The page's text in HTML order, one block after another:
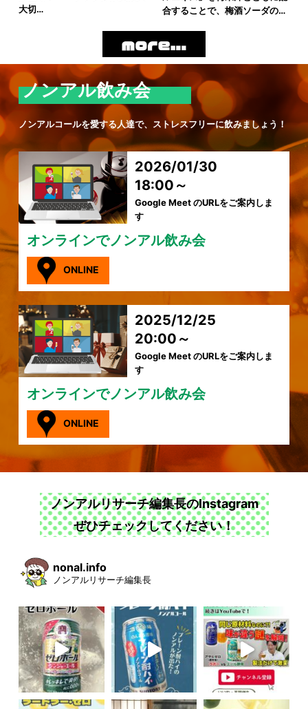
大切…
合することで、梅酒ソーダの…
ノンアル飲み会
ノンアルコールを愛する人達で、ストレスフリーに飲みましょう！
2026/01/30
18:00～
Google Meet のURLをご案内しま
す
オンラインでノンアル飲み会
ONLINE
2025/12/25
20:00～
Google Meet のURLをご案内しま
す
オンラインでノンアル飲み会
ONLINE
ノンアルリサーチ編集長のInstagram
ぜひチェックしてください！
nonal.info
ノンアルリサーチ編集長